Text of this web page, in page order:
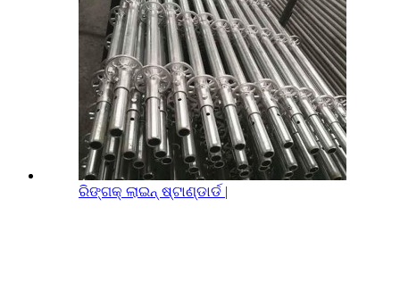
ରିଙ୍ଗକ୍ ଲାଇନ୍ ଷ୍ଟାଣ୍ଡାର୍ଡ |